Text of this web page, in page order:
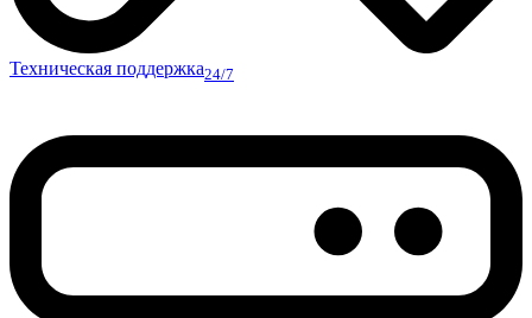
Техническая поддержка24/7